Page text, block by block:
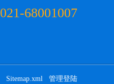
021-68001007
Sitemap.xml 管理登陆